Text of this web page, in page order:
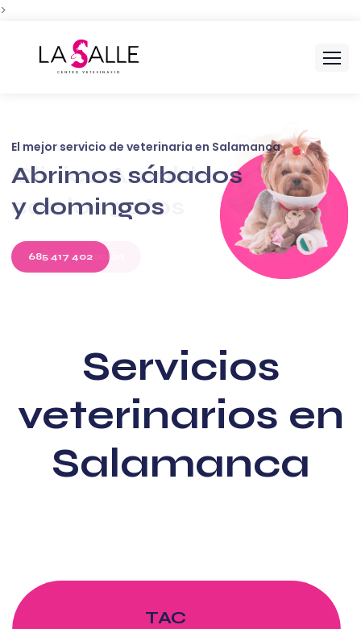
>
Clinica Amable
con los gatos
Más Información
Centro Veterinario La Salle
Servicios
veterinarios en
Salamanca
TAC